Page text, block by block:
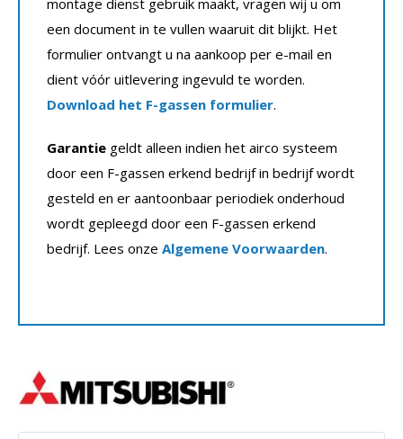
een document in te vullen waaruit dit blijkt. Het
formulier ontvangt u na aankoop per e-mail en
dient vóór uitlevering ingevuld te worden.
Download het F-gassen formulier.
Garantie geldt alleen indien het airco systeem
door een F-gassen erkend bedrijf in bedrijf wordt
gesteld en er aantoonbaar periodiek onderhoud
wordt gepleegd door een F-gassen erkend
bedrijf. Lees onze Algemene Voorwaarden.